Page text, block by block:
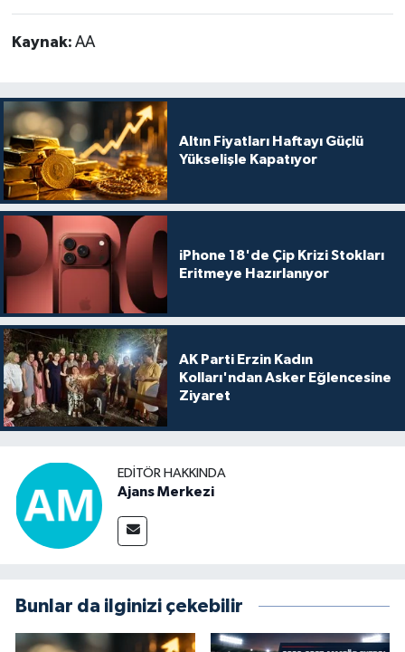
Kaynak: AA
Altın Fiyatları Haftayı Güçlü
Yükselişle Kapatıyor
iPhone 18'de Çip Krizi Stokları
Eritmeye Hazırlanıyor
AK Parti Erzin Kadın
Kolları'ndan Asker Eğlencesine
Ziyaret
EDITÖR HAKKINDA
Ajans Merkezi
Bunlar da ilginizi çekebilir